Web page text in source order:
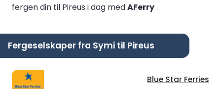
fergen din til Pireus i dag medAFerry.
Fergeselskaper fra Symi til Pireus
Blue Star Ferries